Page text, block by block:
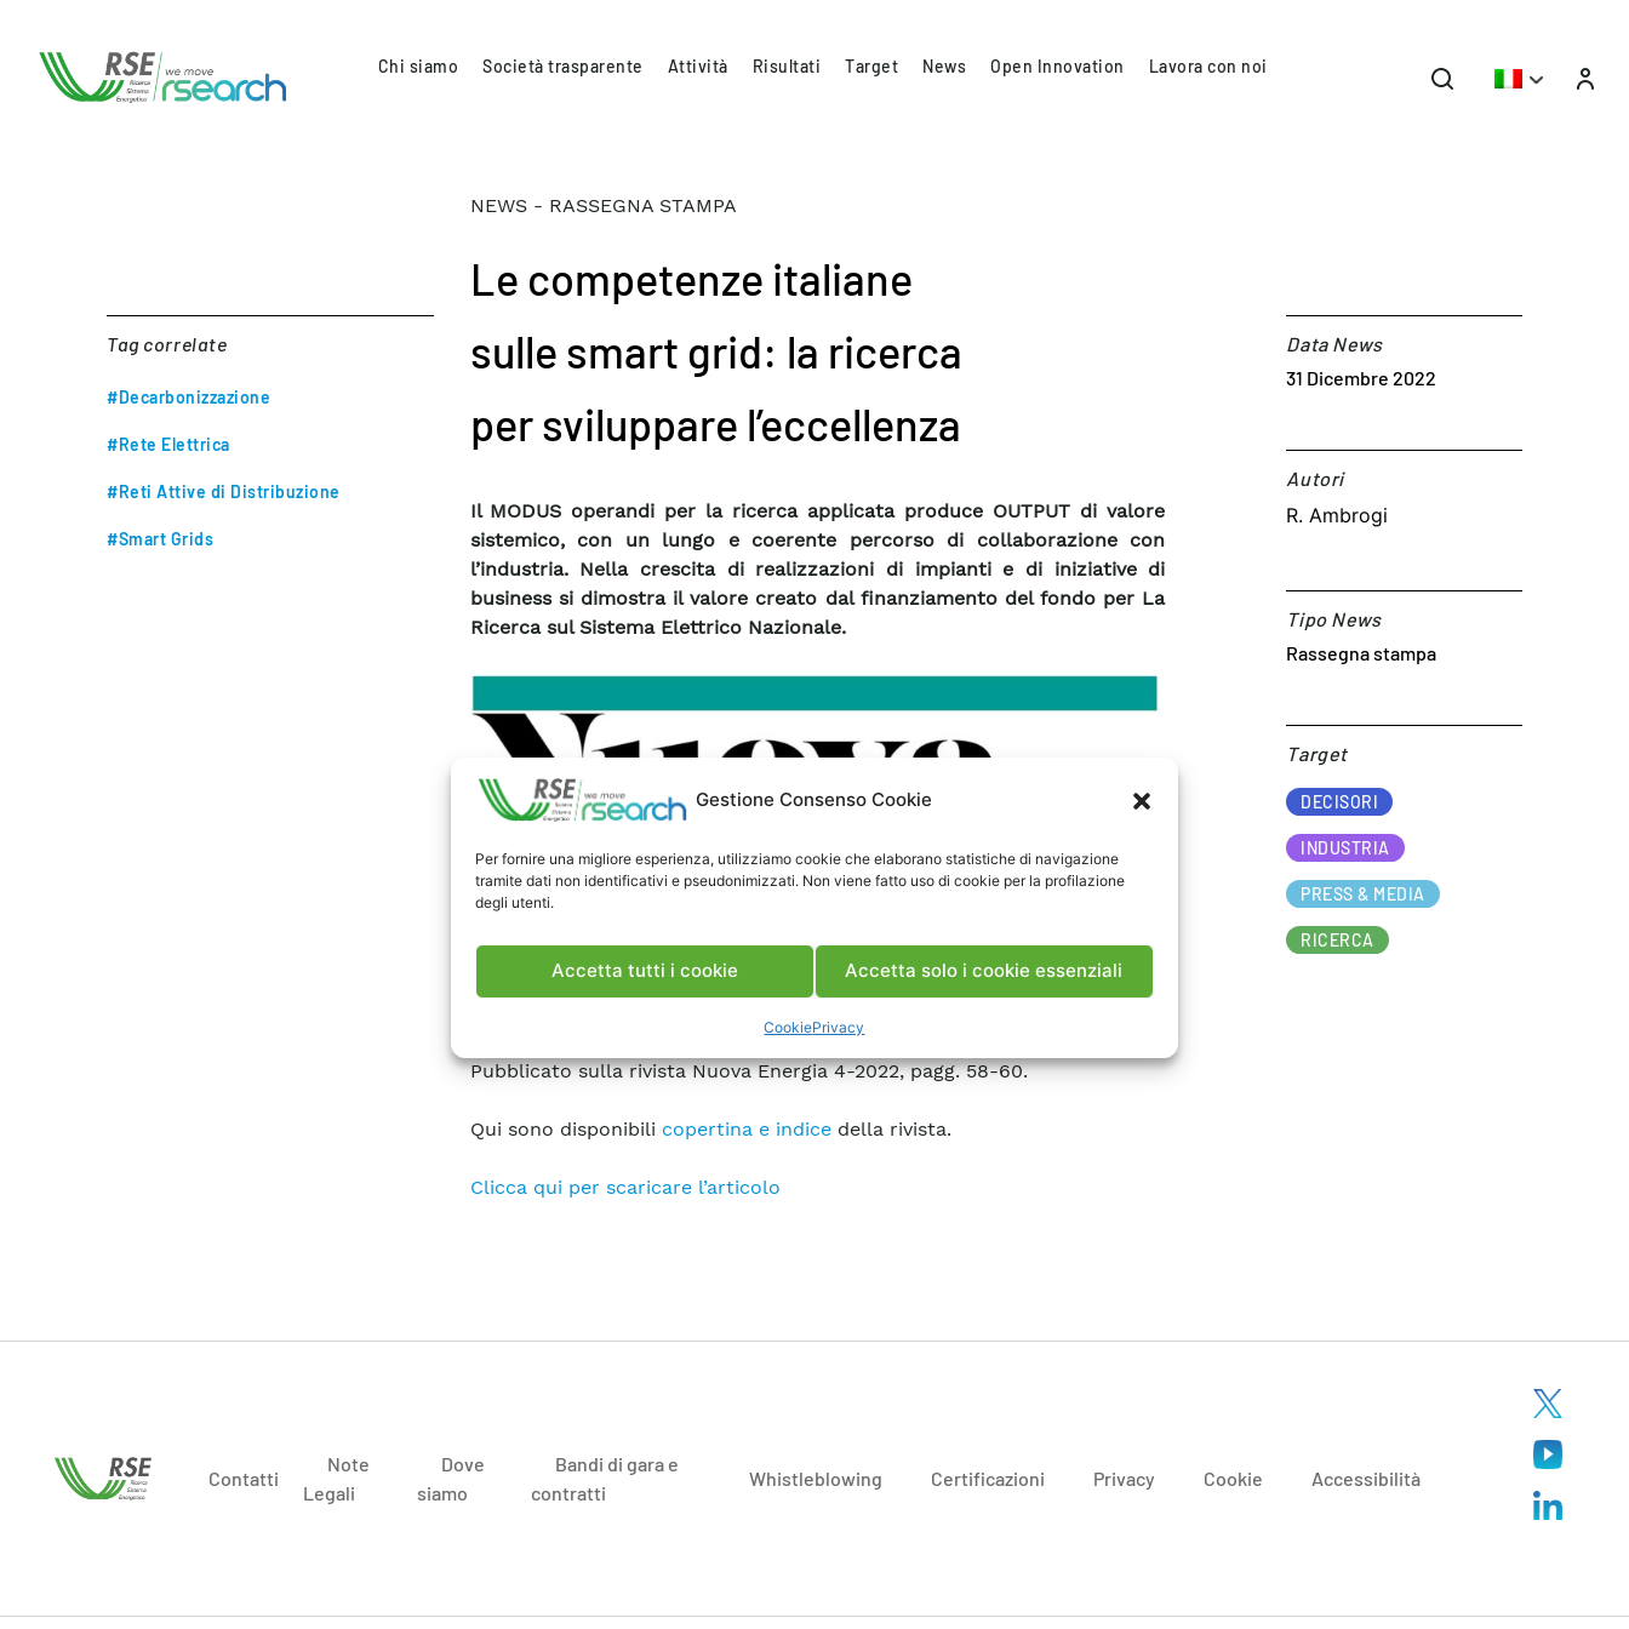
Gestione Consenso Cookie
Per fornire una migliore esperienza, utilizziamo cookie che elaborano statistiche di navigazione
tramite dati non identificativi e pseudonimizzati. Non viene fatto uso di cookie per la profilazione
degli utenti.
Accetta tutti i cookie Accetta solo i cookie essenziali
CookiePrivacy
Chi siamo Società trasparente Attività Risultati Target News Open Innovation Lavora con noi
Tag correlate
#Decarbonizzazione
#Rete Elettrica
#Reti Attive di Distribuzione
#Smart Grids
NEWS - RASSEGNA STAMPA
Le competenze italiane
sulle smart grid: la ricerca
per sviluppare l’eccellenza
Il MODUS operandi per la ricerca applicata produce OUTPUT di valore
sistemico, con un lungo e coerente percorso di collaborazione con
l’industria. Nella crescita di realizzazioni di impianti e di iniziative di
business si dimostra il valore creato dal finanziamento del fondo per La
Ricerca sul Sistema Elettrico Nazionale.
Pubblicato sulla rivista Nuova Energia 4-2022, pagg. 58-60.
Qui sono disponibili copertina e indicedella rivista.
Clicca qui per scaricare l’articolo
Data News
31 Dicembre 2022
Autori​
R. Ambrogi
Tipo News
Rassegna stampa
Target​
DECISORI
INDUSTRIA
PRESS & MEDIA
RICERCA
Contatti
Note
Legali
Dove
siamo
Bandi di gara e
contratti
Whistleblowing Certificazioni Privacy Cookie Accessibilità